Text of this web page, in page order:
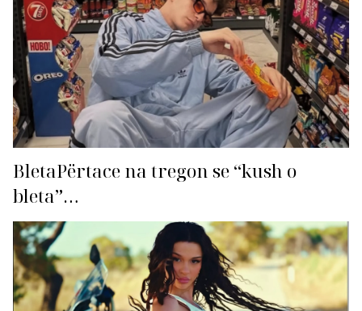
BletaPërtace na tregon se “kush o
bleta”…